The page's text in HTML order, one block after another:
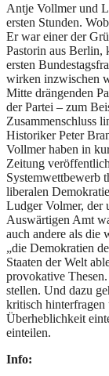
Antje Vollmer und
ersten Stunden.
Er war einer der
Pastorin aus Berlin,
ersten
wirken inzwischen
Mitte drängenden
der Partei – zum
Zusammenschluss
Historiker Peter
Vollmer haben in
Zeitung
Systemwettbewerb
liberalen
Ludger Volmer, der
Auswärtigen Amt
auch andere als die
„die Demokratien
Staaten der Welt
provokative
stellen. Und dazu
kritisch
Überheblichkeit
einteilen.
Info: